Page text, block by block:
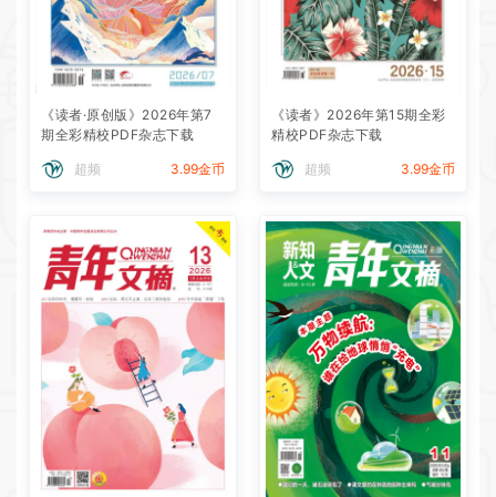
《读者·原创版》2026年第7
期全彩精校PDF杂志下载
超频 3.99金币
《读者》2026年第15期全彩
精校PDF杂志下载
超频 3.99金币